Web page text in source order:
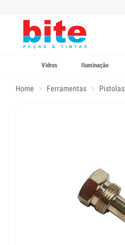
Vidros Iluminação
Home Ferramentas Pistolas